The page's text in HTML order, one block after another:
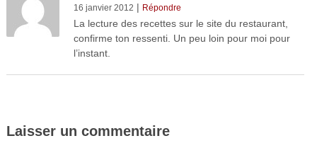
16 janvier 2012 | Répondre
La lecture des recettes sur le site du restaurant,
confirme ton ressenti. Un peu loin pour moi pour
l’instant.
Laisser un commentaire